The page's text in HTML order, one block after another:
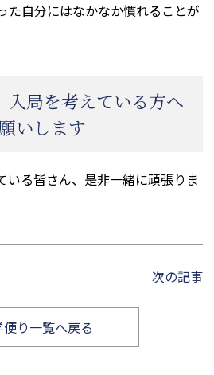
た自分にはなかなか慣れることが
入局を考えている方へ
いします
いる皆さん、是非一緒に頑張りま
次の記事
り一覧へ戻る